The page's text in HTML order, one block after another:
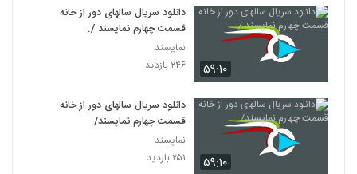
۵۹:۱۰
دانلود سریال سالهای دور از خانه
قسمت چهارم نماپسند /.
نماپسند
۲۴۶ بازدید
۵۹:۱۰
دانلود سریال سالهای دور از خانه
قسمت چهارم نماپسند/
نماپسند
۲۵۱ بازدید